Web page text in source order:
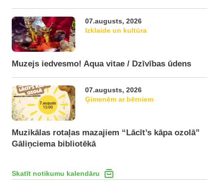
07.augusts, 2026
Izklaide un kultūra
Muzejs iedvesmo! Aqua vitae / Dzīvības ūdens
07.augusts, 2026
Ģimenēm ar bērniem
Muzikālas rotaļas mazajiem “Lācīt’s kāpa ozolā”
Gāliņciema bibliotēkā
Skatīt notikumu kalendāru